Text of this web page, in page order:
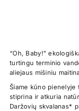
“Oh, Baby!”
turtingu terminio
aliejaus mišiniu
Šiame kūno
stiprina ir atkuria
Daržovių skvalanas*